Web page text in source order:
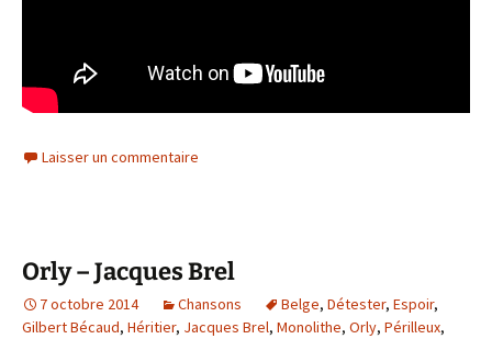
Laisser un commentaire
Orly – Jacques Brel
7 octobre 2014 Chansons Belge, Détester, Espoir,
Gilbert Bécaud, Héritier, Jacques Brel, Monolithe, Orly, Périlleux,